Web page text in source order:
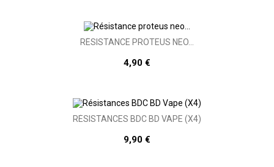
RÉSISTANCE PROTEUS NEO...
4,90 €
RÉSISTANCES BDC BD VAPE (X4)
9,90 €